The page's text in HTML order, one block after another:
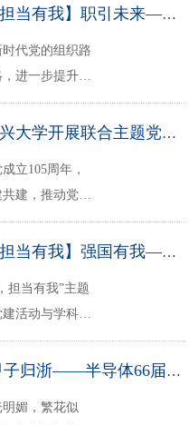
共忆青春岁月，
【信电强院，担当有我】职引未来——信电学院开展现场简历修改活动
代党的组织路
进一步提升学
心竞争力，引
择中坚定理想
日下午，信电
112...
信电学院与嘉兴大学开展联合主题党日活动
立105周年，
建，推动党建
引育深度融
大学信息与电
聚力同行践初
动。...
【信电强院，担当有我】强国有我——信电学院师生赴中国移动杭州研发中心走访...
担当有我”主题
活动与学科专
合，2026年6
网络工程研究
国移动杭州研
情系母校 ，甲子归浙——半导体66届毕业60周年校友回返母校活动记实
媚，繁花似